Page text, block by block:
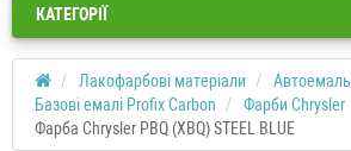
КАТЕГОРІЇ
Лакофарбові матеріали
Автоемаль
Базові емалі Profix Carbon
Фарби Chrysler
Фарба Chrysler PBQ (XBQ) STEEL BLUE